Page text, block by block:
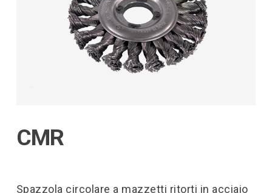
CMR
Spazzola circolare a mazzetti ritorti in acciaio